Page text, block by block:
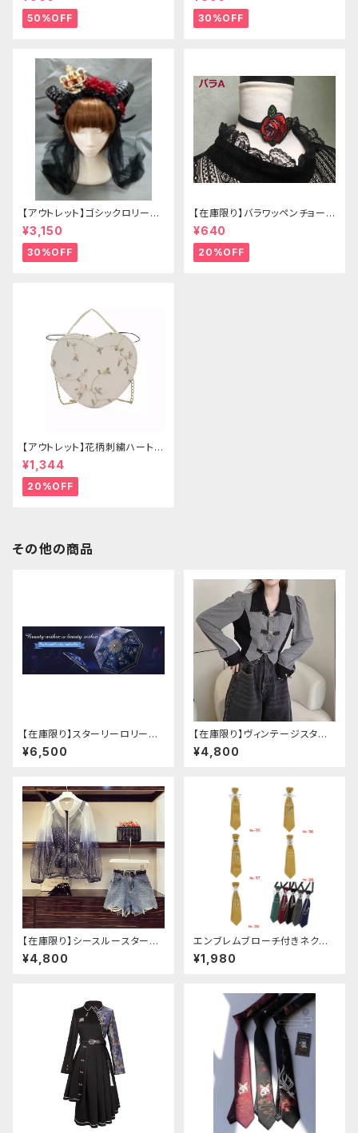
50%OFF 30%OFF
【アウトレット】ゴシックロリータ
ゴールドクラウン＆ホーン(ヴェ
ール付き)
¥3,150
30%OFF
【在庫限り】バラワッペンチョーカ
ー
¥640
20%OFF
【アウトレット】花柄刺繍ハートバ
ッグ
¥1,344
20%OFF
その他の商品
【在庫限り】スターリーロリータ
アンブレラ
¥6,500
【在庫限り】ヴィンテージスタイ
ルバックルベルトシャツ
¥4,800
【在庫限り】シースルースターリ
ージャケットデニムパンツセット
アップ
¥4,800
エンブレムブローチ付きネクタ
イ(イエロー)
¥1,980